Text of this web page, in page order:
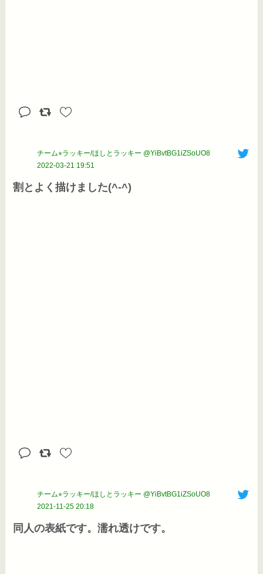
チーム⭐︎ラッキー/ほしとラッキー @YiBvtBG1iZSoUO8
2022-03-21 19:51
割とよく描けました(^-^)
チーム⭐︎ラッキー/ほしとラッキー @YiBvtBG1iZSoUO8
2021-11-25 20:18
同人の表紙です。濡れ透けです。